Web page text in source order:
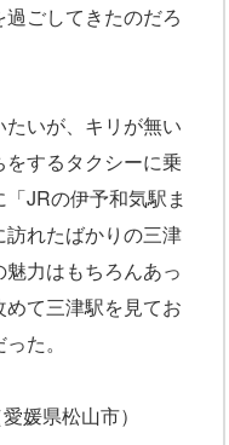
ごしてきたのだろ
いが、キリが無い
するタクシーに乗
JRの伊予和気駅ま
れたばかりの三津
力はもちろんあっ
て三津駅を見てお
た。
媛県松山市）